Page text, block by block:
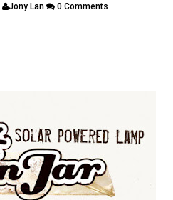
Jony Lan 0 Comments